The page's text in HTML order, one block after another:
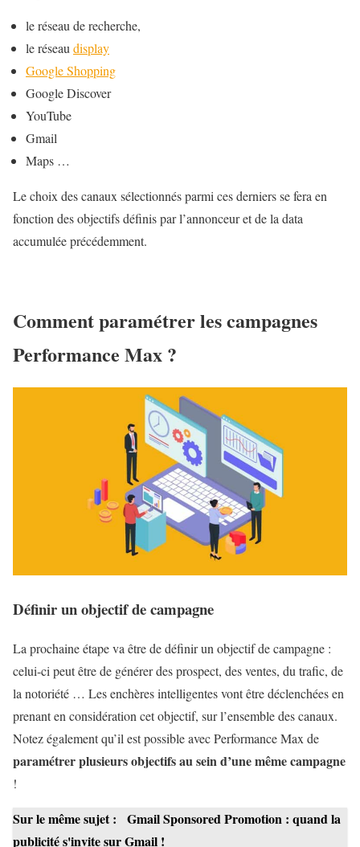
le réseau de recherche,
le réseau display
Google Shopping
Google Discover
YouTube
Gmail
Maps …
Le choix des canaux sélectionnés parmi ces derniers se fera en
fonction desobjectifs définis par l’annonceur et de la data
accumulée précédemment.
Comment paramétrer les campagnes
Performance Max ?
Définir un objectif de campagne
La prochaine étape va être de définir un objectif de campagne :
celui-ci peut être de générer des prospect, des ventes, du trafic, de
la notoriété … Les enchères intelligentes vont être déclenchées en
prenant en considération cet objectif, sur l’ensemble des canaux.
Notez également qu’il est possible avec Performance Max de
paramétrer plusieurs objectifs au sein d’une même campagne
!
Sur le même sujet :
Gmail Sponsored Promotion : quand la
publicité s'invite sur Gmail !